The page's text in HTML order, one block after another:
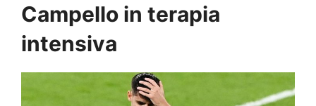
Campello in terapia
intensiva